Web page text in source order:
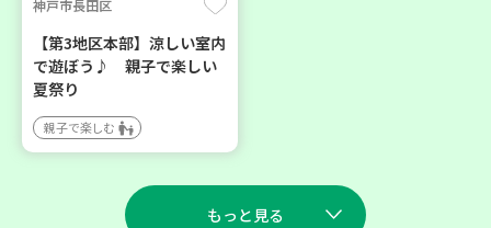
神戸市長田区
【第3地区本部】涼しい室内
で遊ぼう♪ 親子で楽しい
夏祭り
親子で楽しむ
もっと見る